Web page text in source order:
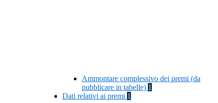
Ammontare complessivo dei premi (da
pubblicare in tabelle) 1
Dati relativi ai premi 1